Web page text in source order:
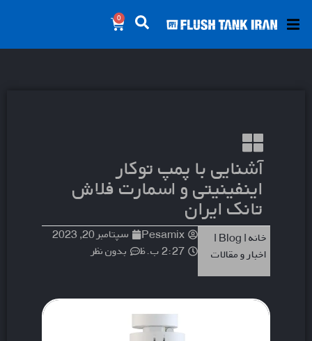
0
آشنایی با پمپ توکار
اینفینیتی و اسمارت فلاش
تانک ایران
خانه|
Blog
|
اخبار و مقالات
Pesamix
سپتامبر 20, 2023
2:27 ب.ظ
بدون نظر